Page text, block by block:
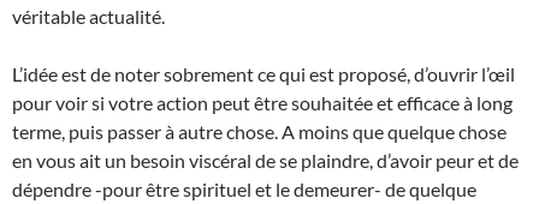
véritable actualité.
L’idée est de noter sobrement ce qui est proposé, d’ouvrir l’œil
pour voir si votre action peut être souhaitée et efficace à long
terme, puis passer à autre chose. A moins que quelque chose
en vous ait un besoin viscéral de se plaindre, d’avoir peur et de
dépendre -pour être spirituel et le demeurer- de quelque